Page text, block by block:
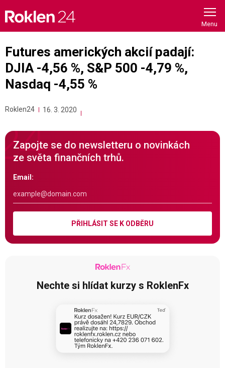
content
Futures amerických akcií padají:
DJIA -4,56 %, S&P 500 -4,79 %,
Nasdaq -4,55 %
Roklen24 16. 3. 2020
Zapojte se do newsletteru o novinkách
ze světa finančních trhů.
Email:
PŘIHLÁSIT SE K ODBĚRU
Nechte si hlídat kurzy s RoklenFx